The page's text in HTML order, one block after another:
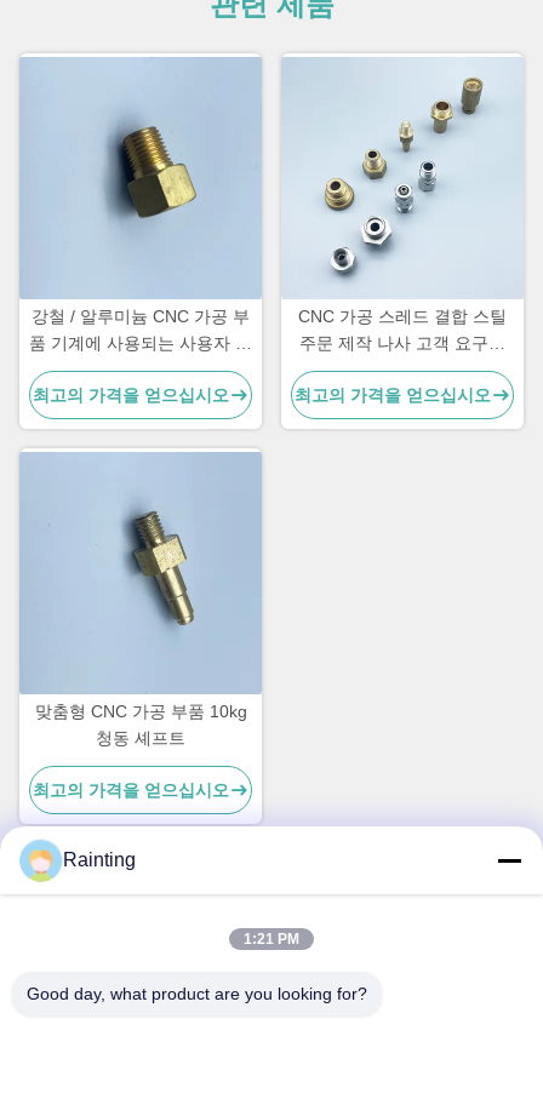
강철 / 알루미늄 CNC 가공 부
품 기계에 사용되는 사용자 정
의 스레드 관절
최고의 가격을 얻으십시오
CNC 가공 스레드 결합 스틸
주문 제작 나사 고객 요구에
기초
최고의 가격을 얻으십시오
맞춤형 CNC 가공 부품 10kg
청동 셰프트
최고의 가격을 얻으십시오
주소
Rainting
1:21 PM
Good day, what product are you looking for?